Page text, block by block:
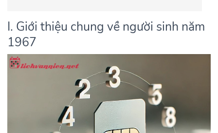
I. Giới thiệu chung về người sinh năm
1967